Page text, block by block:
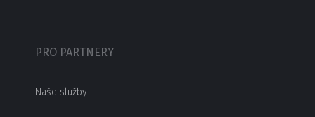
PRO PARTNERY
Naše služby